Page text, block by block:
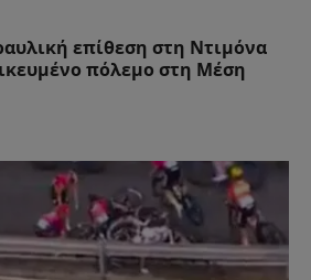
επίθεση στη Ντιμόνα
πόλεμο στη Μέση